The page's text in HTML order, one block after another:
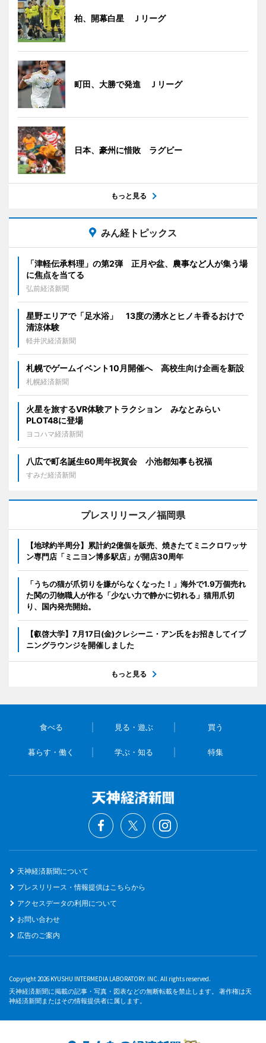
柏、開幕白星 Ｊリーグ
町田、大勝で発進 Ｊリーグ
日本、豪州に惜敗 ラグビー
もっと見る
みん経トピックス
「津軽伝承料理」の第2弾 正月や盆、農事など人が集う場
に焦点を当てる
弘前経済新聞
星野エリアで「足水浴」 13度の湧水とヒノキ香るおけで
清涼体験
軽井沢経済新聞
札幌でゲームイベント10月開催へ 高校生向け企画を新設
札幌経済新聞
火星を旅するVR体験アトラクション みなとみらい
PLOT48に登場
ヨコハマ経済新聞
八広で町名誕生60周年祝賀会 小池都知事も祝福
すみだ経済新聞
プレスリリース／福岡県
【地球約半周分】累計約2億個を販売、焼きたてミニクロワッサ
ン専門店「ミニヨン博多駅店」が開店30周年
「うちの猫が爪切りを嫌がらなくなった！」海外で1.9万個売れ
た関の刃物職人が作る「少ない力で静かに切れる」猫用爪切
り、国内発売開始。
【叡啓大学】7月17日(金)クレシーニ・アン氏をお招きしてイブ
ニングラウンジを開催しました
もっと見る
食べる 見る・遊ぶ 買う
暮らす・働く 学ぶ・知る 特集
天神経済新聞について
プレスリリース・情報提供はこちらから
アクセスデータの利用について
お問い合わせ
広告のご案内
Copyright 2026 KYUSHU INTERMEDIA LABORATORY. INC. All rights reserved.
天神経済新聞に掲載の記事・写真・図表などの無断転載を禁止します。 著作権は天
神経済新聞またはその情報提供者に属します。